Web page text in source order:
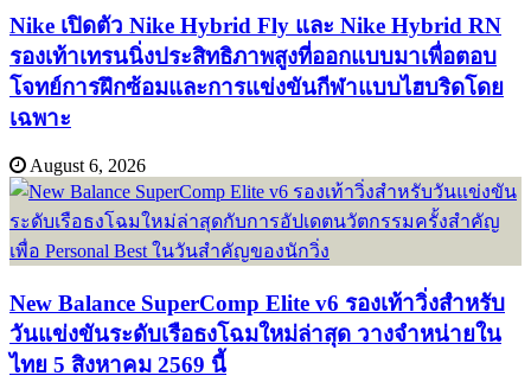
Nike เปิดตัว Nike Hybrid Fly และ Nike Hybrid RN
รองเท้าเทรนนิ่งประสิทธิภาพสูงที่ออกแบบมาเพื่อตอบ
โจทย์การฝึกซ้อมและการแข่งขันกีฬาแบบไฮบริดโดย
เฉพาะ
August 6, 2026
New Balance SuperComp Elite v6 รองเท้าวิ่งสำหรับ
วันแข่งขันระดับเรือธงโฉมใหม่ล่าสุด วางจำหน่ายใน
ไทย 5 สิงหาคม 2569 นี้